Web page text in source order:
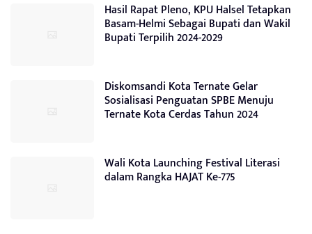
Hasil Rapat Pleno, KPU Halsel Tetapkan
Basam-Helmi Sebagai Bupati dan Wakil
Bupati Terpilih 2024-2029
Diskomsandi Kota Ternate Gelar
Sosialisasi Penguatan SPBE Menuju
Ternate Kota Cerdas Tahun 2024
Wali Kota Launching Festival Literasi
dalam Rangka HAJAT Ke-775